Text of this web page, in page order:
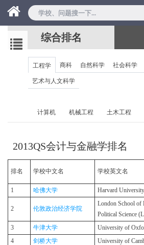
综合排名
工程学 商科 自然科学 社会科学
艺术与人文科学
计算机 机械工程 土木工程
2013QS会计与金融学排名
排名 学校中文名 学校英文名
1
哈佛大学 Harvard University
2 伦敦政治经济学院
London School of
Political Science
3 牛津大学 University of
4
剑桥大学 University of